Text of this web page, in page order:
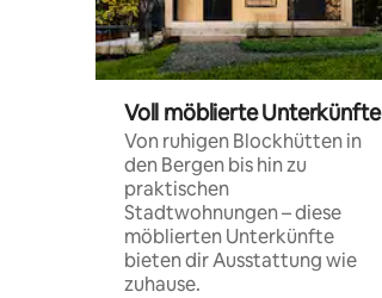
Voll möblierte Unterkünfte
Von ruhigen Blockhütten in
den Bergen bis hin zu
praktischen
Stadtwohnungen – diese
möblierten Unterkünfte
bieten dir Ausstattung wie
zuhause.